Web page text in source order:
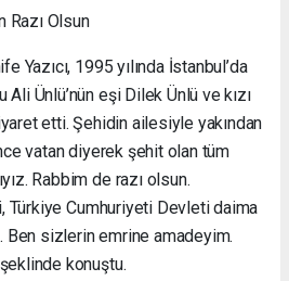
Razı Olsun
Yazıcı, 1995 yılında İstanbul’da
Ünlü’nün eşi Dilek Ünlü ve kızı
etti. Şehidin ailesiyle yakından
vatan diyerek şehit olan tüm
Rabbim de razı olsun.
Cumhuriyeti Devleti daima
Ben sizlerin emrine amadeyim.
şeklinde konuştu.